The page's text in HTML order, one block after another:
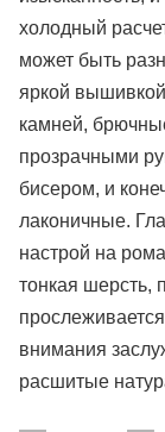
холодный
может быть
яркой
камней,
прозрачными
бисером, и
лаконичные.
настрой на
тонкая шерсть,
внимания
расшитые